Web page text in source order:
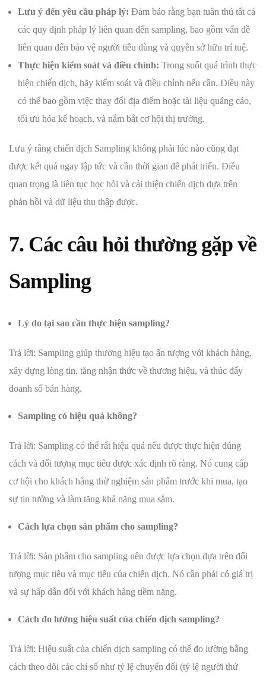
Lưu ý đến yêu cầu pháp lý: Đảm bảo rằng bạn tuân thủ tất cả
các quy định pháp lý liên quan đến sampling, bao gồm vấn đề
liên quan đến bảo vệ người tiêu dùng và quyền sở hữu trí tuệ.
Thực hiện kiểm soát và điều chỉnh: Trong suốt quá trình thực
hiện chiến dịch, hãy kiểm soát và điều chỉnh nếu cần. Điều này
có thể bao gồm việc thay đổi địa điểm hoặc tài liệu quảng cáo,
tối ưu hóa kế hoạch, và nắm bắt cơ hội thị trường.
Lưu ý rằng chiến dịch Sampling không phải lúc nào cũng đạt
được kết quả ngay lập tức và cần thời gian để phát triển. Điều
quan trọng là liên tục học hỏi và cải thiện chiến dịch dựa trên
phản hồi và dữ liệu thu thập được.
7. Các câu hỏi thường gặp về
Sampling
Lý do tại sao cần thực hiện sampling?
Trả lời: Sampling giúp thương hiệu tạo ấn tượng với khách hàng,
xây dựng lòng tin, tăng nhận thức về thương hiệu, và thúc đẩy
doanh số bán hàng.
Sampling có hiệu quả không?
Trả lời: Sampling có thể rất hiệu quả nếu được thực hiện đúng
cách và đối tượng mục tiêu được xác định rõ ràng. Nó cung cấp
cơ hội cho khách hàng thử nghiệm sản phẩm trước khi mua, tạo
sự tin tưởng và làm tăng khả năng mua sắm.
Cách lựa chọn sản phẩm cho sampling?
Trả lời: Sản phẩm cho sampling nên được lựa chọn dựa trên đối
tượng mục tiêu và mục tiêu của chiến dịch. Nó cần phải có giá trị
và sự hấp dẫn đối với khách hàng tiềm năng.
Cách đo lường hiệu suất của chiến dịch sampling?
Trả lời: Hiệu suất của chiến dịch sampling có thể đo lường bằng
cách theo dõi các chỉ số như tỷ lệ chuyển đổi (tỷ lệ người thử